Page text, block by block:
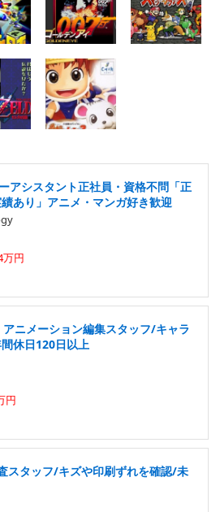
アシスタント正社員・資格不問「正
あり」アニメ・マンガ好き歓迎
万円
アニメーション編集スタッフ/キャラ
休日120日以上
円
スタッフ/キズや印刷ずれを確認/未